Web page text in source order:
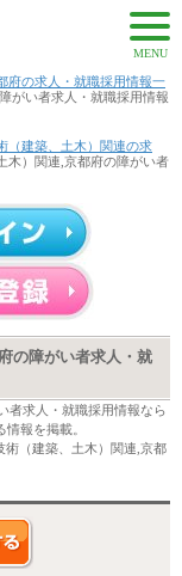
MENU
府の求人・就職採用情報一
がい者求人・就職採用情報
（建築、土木）関連の求
木）関連,京都府の障がい者
の障がい者求人・就
者求人・就職採用情報なら
報を掲載。
術（建築、土木）関連,京都